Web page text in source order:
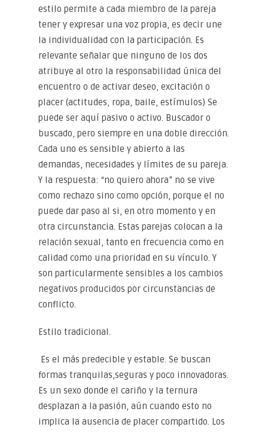
estilo permite a cada miembro de la pareja
tener y expresar una voz propia, es decir une
la individualidad con la participación. Es
relevante señalar que ninguno de los dos
atribuye al otro la responsabilidad única del
encuentro o de activar deseo, excitación o
placer (actitudes, ropa, baile, estímulos) Se
puede ser aquí pasivo o activo. Buscador o
buscado, pero siempre en una doble dirección.
Cada uno es sensible y abierto a las
demandas, necesidades y límites de su pareja.
Y la respuesta: “no quiero ahora” no se vive
como rechazo sino como opción, porque el no
puede dar paso al si, en otro momento y en
otra circunstancia. Estas parejas colocan a la
relación sexual, tanto en frecuencia como en
calidad como una prioridad en su vínculo. Y
son particularmente sensibles a los cambios
negativos producidos por circunstancias de
conflicto.
Estilo tradicional.
Es el más predecible y estable. Se buscan
formas tranquilas,seguras y poco innovadoras.
Es un sexo donde el cariño y la ternura
desplazan a la pasión, aún cuando esto no
implica la ausencia de placer compartido. Los